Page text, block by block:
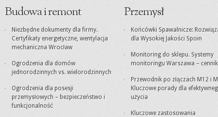
Budowa i remont
Niezbędne dokumenty dla firmy.
Certyfikaty energetyczne, wentylacja
mechaniczna Wrocław
Ogrodzenia dla domów
jednorodzinnych vs. wielorodzinnych
Ogrodzenia dla posesji
przemysłowych – bezpieczeństwo i
funkcjonalność
Przemysł
Końcówki Spawalnicze:
dla Wysokiej Jakości Spoin
Monitoring do sklepu. Systemy
monitoringu Warszawa – cennik
Przewodnik po złączach M12 i
Kluczowe porady dla
użycia
Kluczowe zastosowania